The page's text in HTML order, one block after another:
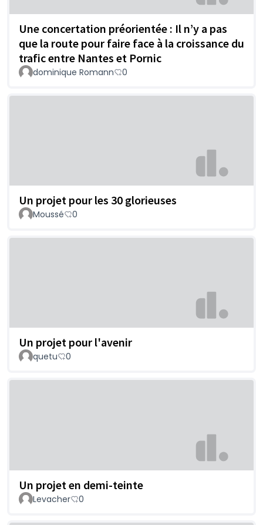
Une concertation préorientée : Il n’y a pas
que la route pour faire face à la croissance du
trafic entre Nantes et Pornic
dominique Romann 0
Un projet pour les 30 glorieuses
Moussé 0
Un projet pour l'avenir
quetu 0
Un projet en demi-teinte
Levacher 0